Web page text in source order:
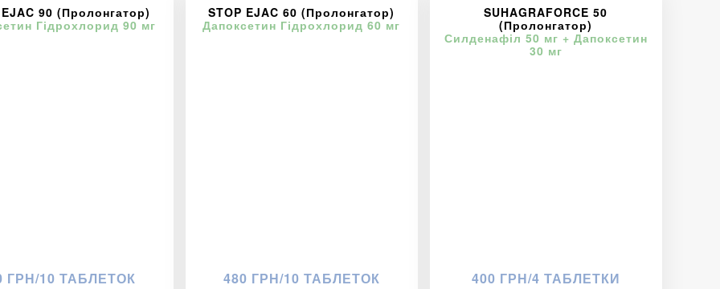
EJAC 90 (Пролонгатор)
Гідрохлорид 90 мг
ГРН/10 ТАБЛЕТОК
STOP EJAC 60 (Пролонгатор)
Дапоксетин Гідрохлорид 60 мг
480 ГРН/10 ТАБЛЕТОК
SUHAGRAFORCE 50
(Пролонгатор)
Силденафіл 50 мг + Дапоксетин
30 мг
400 ГРН/4 ТАБЛЕТКИ